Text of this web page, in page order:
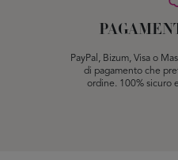
PayPal, Bizum, Visa o
di pagamento che
ordine. 100% sicuro